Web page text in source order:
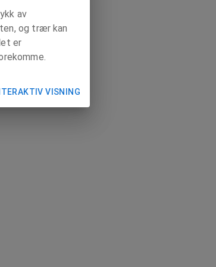
av
og trær kan
er
VISNING